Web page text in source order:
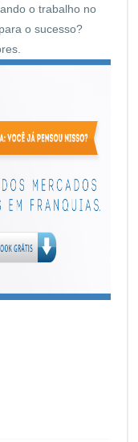
o trabalho no
o sucesso?